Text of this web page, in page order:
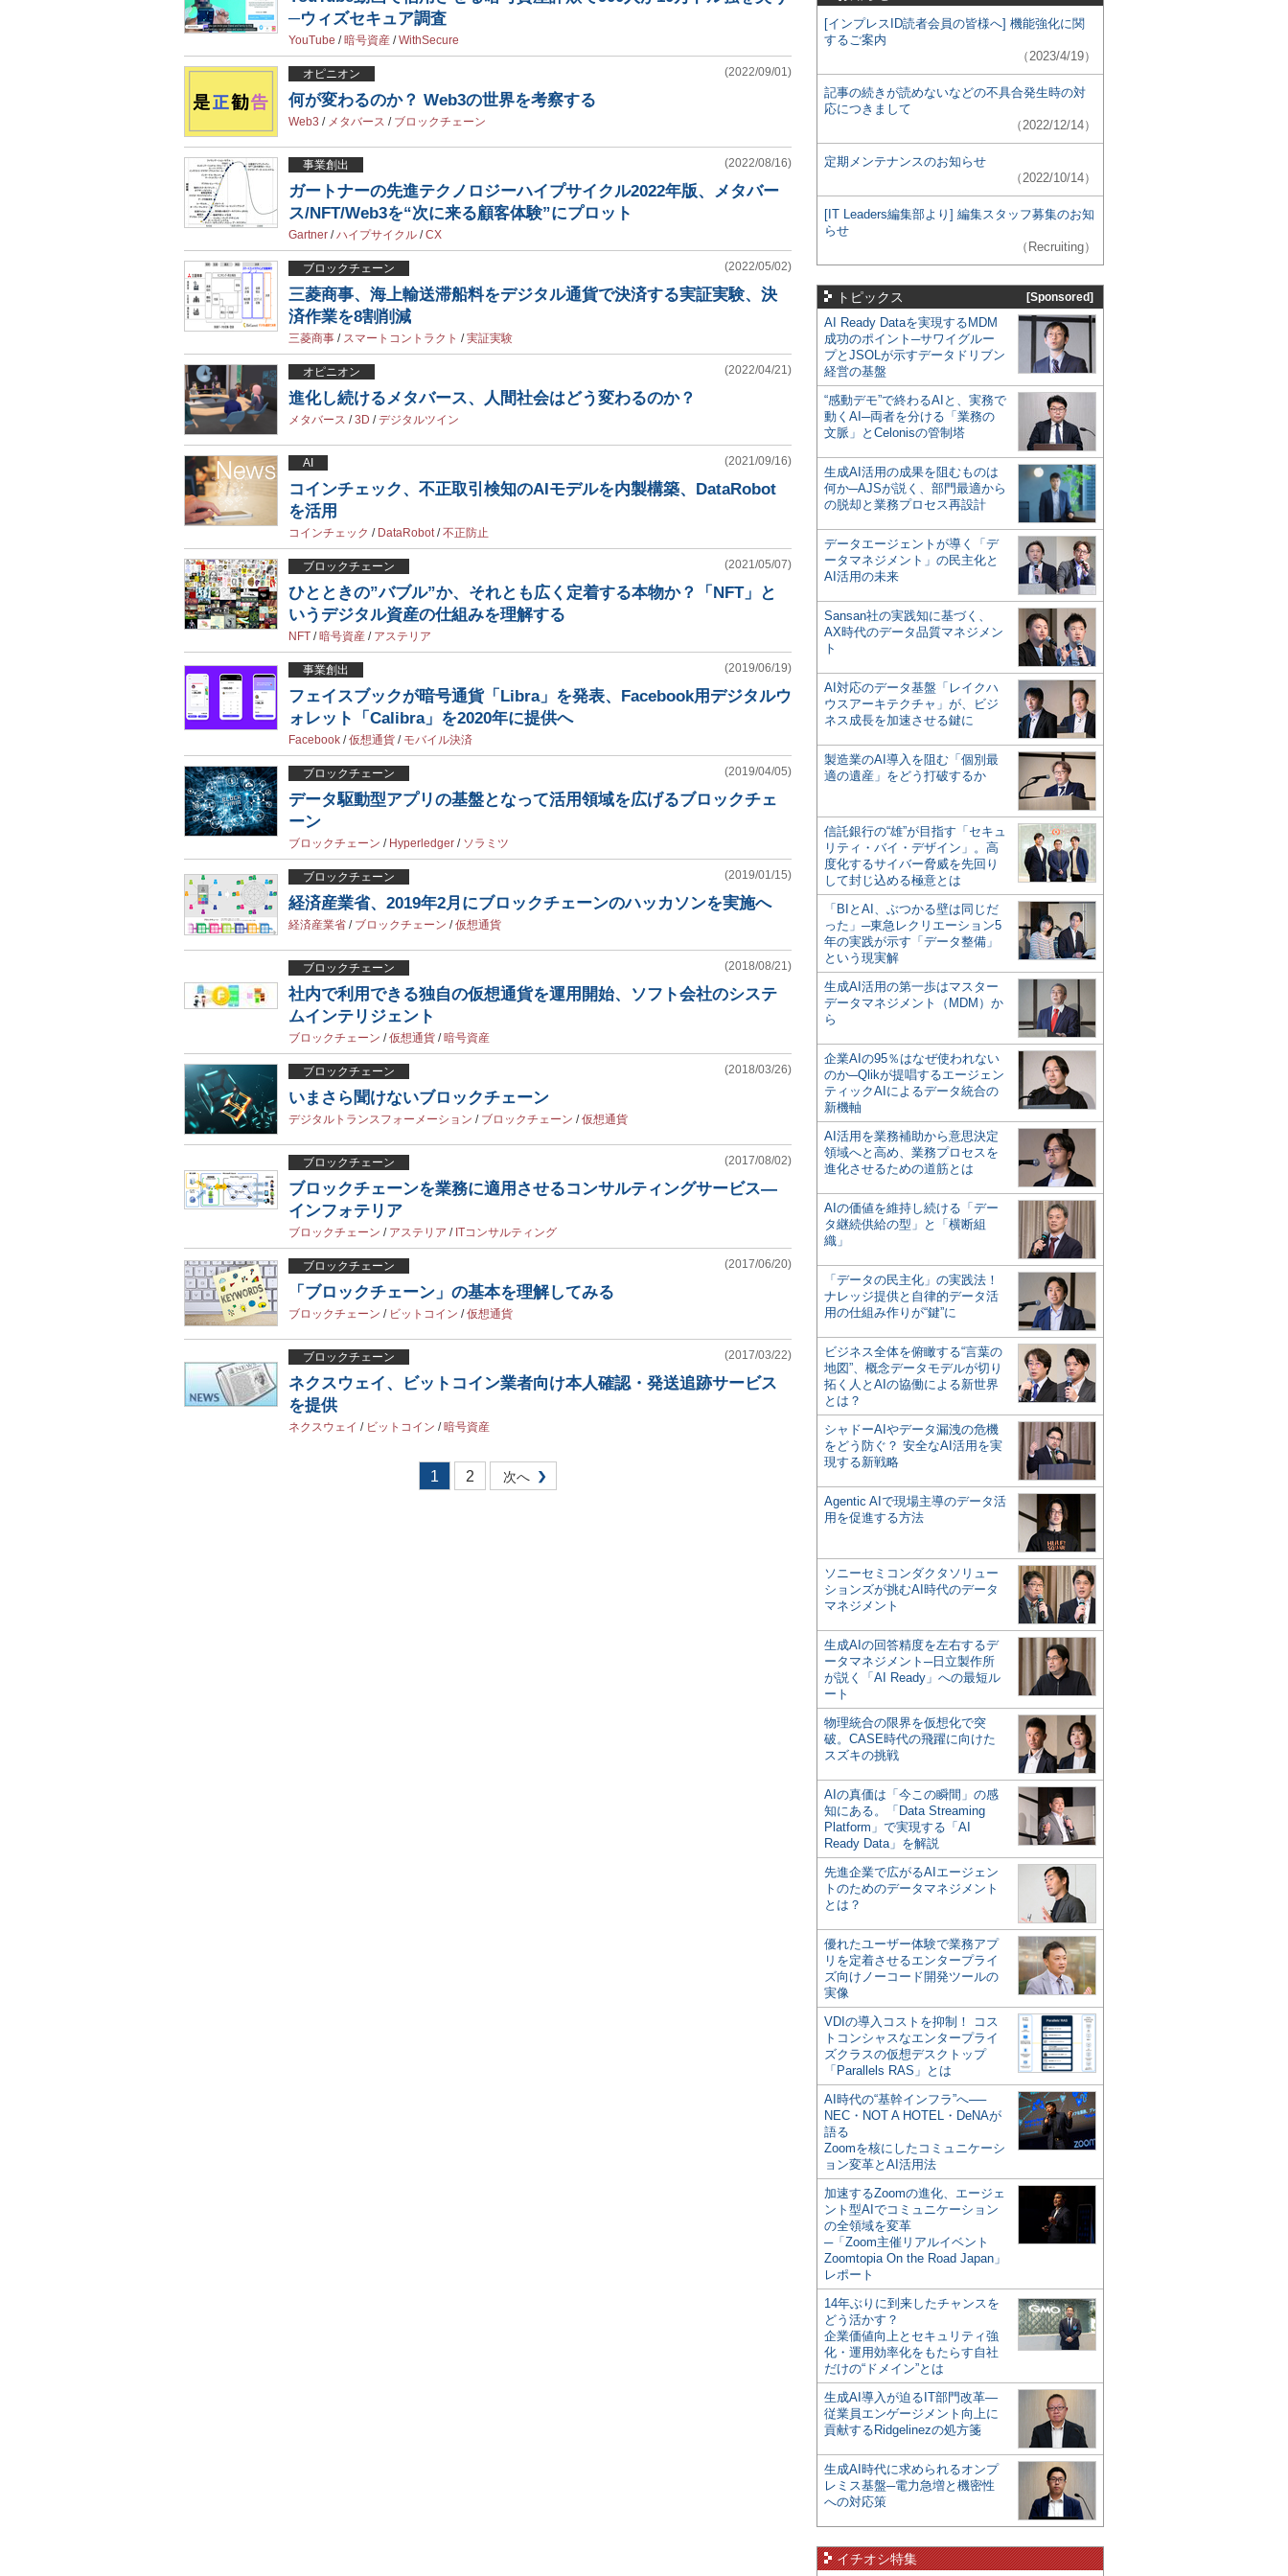
─ウィズセキュア調査
YouTube /暗号資産 /WithSecure
オピニオン (2022/09/01)
何が変わるのか？ Web3の世界を考察する
Web3 / メタバース / ブロックチェーン
事業創出 (2022/08/16)
ガートナーの先進テクノロジーハイプサイクル2022年版、メタバー
ス/NFT/Web3を“次に来る顧客体験”にプロット
Gartner /ハイプサイクル /CX
ブロックチェーン (2022/05/02)
三菱商事、海上輸送滞船料をデジタル通貨で決済する実証実験、決
済作業を8割削減
三菱商事 / スマートコントラクト /実証実験
オピニオン (2022/04/21)
進化し続けるメタバース、人間社会はどう変わるのか？
メタバース /3D /デジタルツイン
AI (2021/09/16)
コインチェック、不正取引検知のAIモデルを内製構築、DataRobot
を活用
コインチェック / DataRobot/不正防止
ブロックチェーン (2021/05/07)
ひとときの”バブル”か、それとも広く定着する本物か？「NFT」と
いうデジタル資産の仕組みを理解する
NFT /暗号資産 / アステリア
事業創出 (2019/06/19)
フェイスブックが暗号通貨「Libra」を発表、Facebook用デジタルウ
ォレット「Calibra」を2020年に提供へ
Facebook /仮想通貨 / モバイル決済
ブロックチェーン (2019/04/05)
データ駆動型アプリの基盤となって活用領域を広げるブロックチェ
ーン
ブロックチェーン / Hyperledger / ソラミツ
ブロックチェーン (2019/01/15)
経済産業省、2019年2月にブロックチェーンのハッカソンを実施へ
経済産業省 / ブロックチェーン /仮想通貨
ブロックチェーン (2018/08/21)
社内で利用できる独自の仮想通貨を運用開始、ソフト会社のシステ
ムインテリジェント
ブロックチェーン /仮想通貨 /暗号資産
ブロックチェーン (2018/03/26)
いまさら聞けないブロックチェーン
デジタルトランスフォーメーション / ブロックチェーン /仮想通貨
ブロックチェーン (2017/08/02)
ブロックチェーンを業務に適用させるコンサルティングサービス―
インフォテリア
ブロックチェーン / アステリア / ITコンサルティング
ブロックチェーン (2017/06/20)
「ブロックチェーン」の基本を理解してみる
ブロックチェーン / ビットコイン /仮想通貨
ブロックチェーン (2017/03/22)
ネクスウェイ、ビットコイン業者向け本人確認・発送追跡サービス
を提供
ネクスウェイ / ビットコイン /暗号資産
1 2 次へ
[インプレスID読者会員の皆様へ] 機能強化に関
するご案内
（2023/4/19）
記事の続きが読めないなどの不具合発生時の対
応につきまして
（2022/12/14）
定期メンテナンスのお知らせ
（2022/10/14）
[IT Leaders編集部より] 編集スタッフ募集のお知
らせ
（Recruiting）
トピックス [Sponsored]
AI Ready Dataを実現するMDM
成功のポイント─サワイグルー
プとJSOLが示すデータドリブン
経営の基盤
“感動デモ”で終わるAIと、実務で
動くAI─両者を分ける「業務の
文脈」とCelonisの管制塔
生成AI活用の成果を阻むものは
何か─AJSが説く、部門最適から
の脱却と業務プロセス再設計
データエージェントが導く「デ
ータマネジメント」の民主化と
AI活用の未来
Sansan社の実践知に基づく、
AX時代のデータ品質マネジメン
ト
AI対応のデータ基盤「レイクハ
ウスアーキテクチャ」が、ビジ
ネス成長を加速させる鍵に
製造業のAI導入を阻む「個別最
適の遺産」をどう打破するか
信託銀行の“雄”が目指す「セキュ
リティ・バイ・デザイン」。高
度化するサイバー脅威を先回り
して封じ込める極意とは
「BIとAI、ぶつかる壁は同じだ
った」─東急レクリエーション5
年の実践が示す「データ整備」
という現実解
生成AI活用の第一歩はマスター
データマネジメント（MDM）か
ら
企業AIの95％はなぜ使われない
のか─Qlikが提唱するエージェン
ティックAIによるデータ統合の
新機軸
AI活用を業務補助から意思決定
領域へと高め、業務プロセスを
進化させるための道筋とは
AIの価値を維持し続ける「デー
タ継続供給の型」と「横断組
織」
「データの民主化」の実践法！
ナレッジ提供と自律的データ活
用の仕組み作りが“鍵”に
ビジネス全体を俯瞰する“言葉の
地図”、概念データモデルが切り
拓く人とAIの協働による新世界
とは？
シャドーAIやデータ漏洩の危機
をどう防ぐ？ 安全なAI活用を実
現する新戦略
Agentic AIで現場主導のデータ活
用を促進する方法
ソニーセミコンダクタソリュー
ションズが挑むAI時代のデータ
マネジメント
生成AIの回答精度を左右するデ
ータマネジメント─日立製作所
が説く「AI Ready」への最短ル
ート
物理統合の限界を仮想化で突
破。CASE時代の飛躍に向けた
スズキの挑戦
AIの真価は「今この瞬間」の感
知にある。「Data Streaming
Platform」で実現する「AI
Ready Data」を解説
先進企業で広がるAIエージェン
トのためのデータマネジメント
とは？
優れたユーザー体験で業務アプ
リを定着させるエンタープライ
ズ向けノーコード開発ツールの
実像
VDIの導入コストを抑制！ コス
トコンシャスなエンタープライ
ズクラスの仮想デスクトップ
「Parallels RAS」とは
AI時代の“基幹インフラ”へ──
NEC・NOT A HOTEL・DeNAが
語る
Zoomを核にしたコミュニケーシ
ョン変革とAI活用法
加速するZoomの進化、エージェ
ント型AIでコミュニケーション
の全領域を変革
─「Zoom主催リアルイベント
Zoomtopia On the Road Japan」
レポート
14年ぶりに到来したチャンスを
どう活かす？
企業価値向上とセキュリティ強
化・運用効率化をもたらす自社
だけの“ドメイン”とは
生成AI導入が迫るIT部門改革―
従業員エンゲージメント向上に
貢献するRidgelinezの処方箋
生成AI時代に求められるオンプ
レミス基盤─電力急増と機密性
への対応策
イチオシ特集